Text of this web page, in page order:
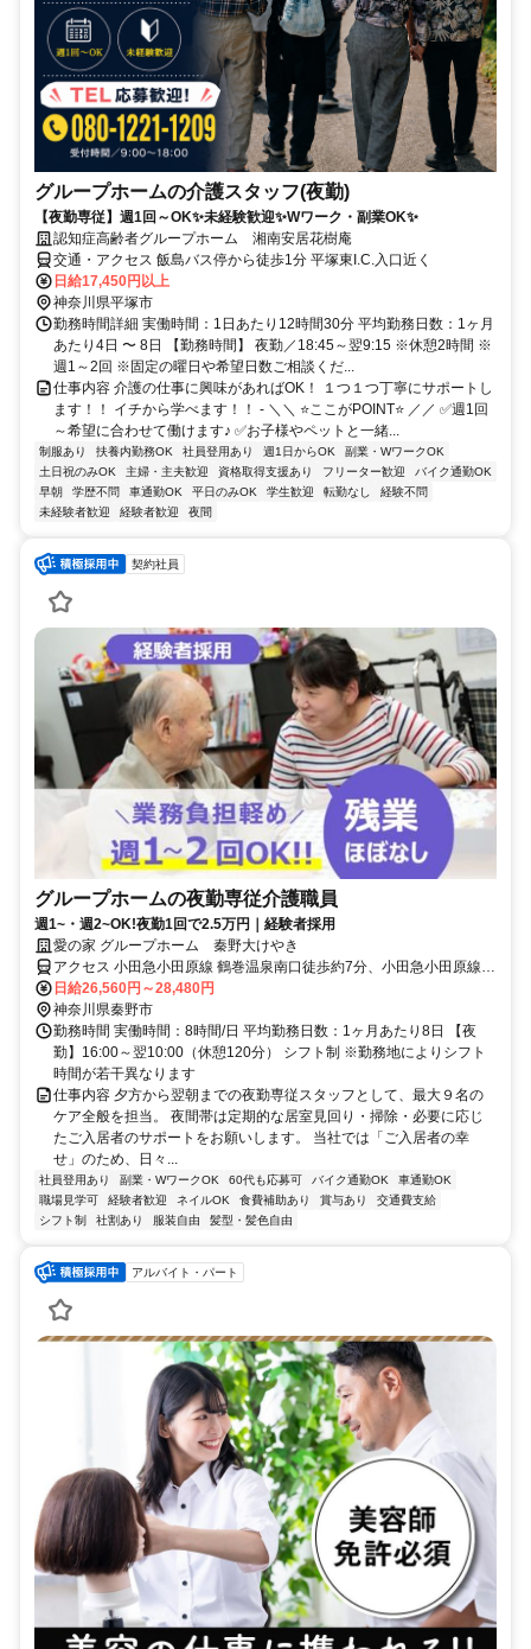
グループホームの介護スタッフ(夜勤)
【夜勤専従】週1回～OK✨未経験歓迎✨Wワーク・副業OK✨
認知症高齢者グループホーム 湘南安居花樹庵
交通・アクセス 飯島バス停から徒歩1分 平塚東I.C.入口近く
日給17,450円以上
神奈川県平塚市
勤務時間詳細 実働時間：1日あたり12時間30分 平均勤務日数：1ヶ月
あたり4日 〜 8日 【勤務時間】 夜勤／18:45～翌9:15 ※休憩2時間 ※
週1～2回 ※固定の曜日や希望日数ご相談くだ...
仕事内容 介護の仕事に興味があればOK！ １つ１つ丁寧にサポートし
ます！！ イチから学べます！！ - ＼＼ ⭐ここがPOINT⭐ ／／ ✅週1回
～希望に合わせて働けます♪ ✅お子様やペットと一緒...
制服あり 扶養内勤務OK 社員登用あり 週1日からOK
副業・WワークOK
土日祝のみOK
主婦・主夫歓迎 資格取得支援あり フリーター歓迎
バイク通勤OK
早朝
学歴不問 車通勤OK 平日のみOK 学生歓迎 転勤なし
経験不問
未経験者歓迎
経験者歓迎 夜間
契約社員
グループホームの夜勤専従介護職員
週1~・週2~OK!夜勤1回で2.5万円｜経験者採用
愛の家 グループホーム 秦野大けやき
アクセス 小田急小田原線 鶴巻温泉南口徒歩約7分、小田急小田原線
東海大学前南口徒歩約14分、小田急小田原線/東京メトロ千代田線 伊
勢原南口徒歩約59分 小田急小田原「鶴巻温泉」下車徒歩7分
日給26,560円～28,480円
神奈川県秦野市
勤務時間 実働時間：8時間/日 平均勤務日数：1ヶ月あたり8日 【夜
勤】16:00～翌10:00（休憩120分） シフト制 ※勤務地によりシフト
時間が若干異なります
仕事内容 夕方から翌朝までの夜勤専従スタッフとして、最大９名の
ケア全般を担当。 夜間帯は定期的な居室見回り・掃除・必要に応じ
たご入居者のサポートをお願いします。 当社では「ご入居者の幸
せ」のため、日々...
社員登用あり 副業・WワークOK 60代も応募可 バイク通勤OK
車通勤OK
職場見学可
経験者歓迎 ネイルOK 食費補助あり 賞与あり
交通費支給
シフト制
社割あり 服装自由 髪型・髪色自由
アルバイト・パート